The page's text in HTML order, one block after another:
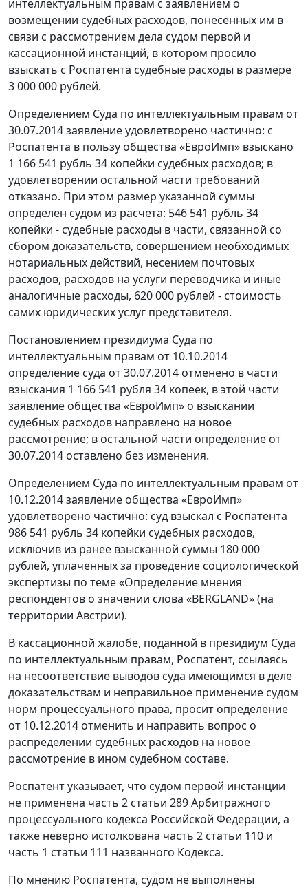
интеллектуальным правам с заявлением о
возмещении судебных расходов, понесенных им в
связи с рассмотрением дела судом первой и
кассационной инстанций, в котором просило
взыскать с Роспатента судебные расходы в размере
3 000 000 рублей.
Определением Суда по интеллектуальным правам от
30.07.2014 заявление удовлетворено частично: с
Роспатента в пользу общества «ЕвроИмп» взыскано
1 166 541 рубль 34 копейки судебных расходов; в
удовлетворении остальной части требований
отказано. При этом размер указанной суммы
определен судом из расчета: 546 541 рубль 34
копейки - судебные расходы в части, связанной со
сбором доказательств, совершением необходимых
нотариальных действий, несением почтовых
расходов, расходов на услуги переводчика и иные
аналогичные расходы, 620 000 рублей - стоимость
самих юридических услуг представителя.
Постановлением президиума Суда по
интеллектуальным правам от 10.10.2014
определение суда от 30.07.2014 отменено в части
взыскания 1 166 541 рубля 34 копеек, в этой части
заявление общества «ЕвроИмп» о взыскании
судебных расходов направлено на новое
рассмотрение; в остальной части определение от
30.07.2014 оставлено без изменения.
Определением Суда по интеллектуальным правам от
10.12.2014 заявление общества «ЕвроИмп»
удовлетворено частично: суд взыскал с Роспатента
986 541 рубль 34 копейки судебных расходов,
исключив из ранее взысканной суммы 180 000
рублей, уплаченных за проведение социологической
экспертизы по теме «Определение мнения
респондентов о значении слова «BERGLAND» (на
территории Австрии).
В кассационной жалобе, поданной в президиум Суда
по интеллектуальным правам, Роспатент, ссылаясь
на несоответствие выводов суда имеющимся в деле
доказательствам и неправильное применение судом
норм процессуального права, просит определение
от 10.12.2014 отменить и направить вопрос о
распределении судебных расходов на новое
рассмотрение в ином судебном составе.
Роспатент указывает, что судом первой инстанции
не применена часть 2 статьи 289 Арбитражного
процессуального кодекса Российской Федерации, а
также неверно истолкована часть 2 статьи 110 и
часть 1 статьи 111 названного Кодекса.
По мнению Роспатента, судом не выполнены